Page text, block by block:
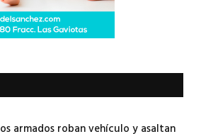
armados roban vehículo y asaltan